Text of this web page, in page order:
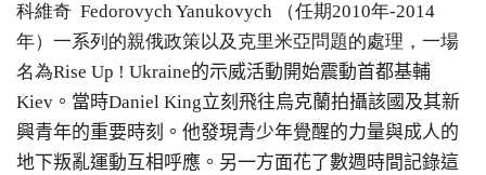
科維奇 Fedorovych Yanukovych （任期2010年-2014
年）一系列的親俄政策以及克里米亞問題的處理，一場
名為Rise Up ! Ukraine的示威活動開始震動首都基輔
Kiev。 當時Daniel King立刻飛往烏克蘭拍攝該國及其新
興青年的重要時刻。他發現青少年覺醒的力量與成人的
地下叛亂運動互相呼應。另一方面花了數週時間記錄這